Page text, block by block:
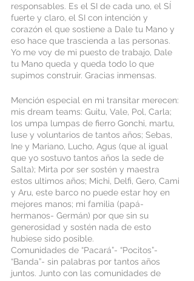
responsables. Es el SI de cada uno, el SÍ
fuerte y claro, el SI con intención y
corazón el que sostiene a Dale tu Mano y
eso hace que trascienda a las personas.
Yo me voy de mi puesto de trabajo, Dale
tu Mano queda y queda todo lo que
supimos construir. Gracias inmensas.
Mención especial en mi transitar merecen:
mis dream teams: Guitu, Vale, Pol, Carla;
los umpa lumpas de fierro Gonchi, martu,
luse y voluntarios de tantos años; Sebas,
Ine y Mariano, Lucho, Agus (que al igual
que yo sostuvo tantos años la sede de
Salta); Mirta por ser sostén y maestra
estos ultimos años; Michi, Delfi, Gero, Cami
y Aru, este barco no puede estar hoy en
mejores manos; mi familia (papá-
hermanos- Germán) por que sin su
generosidad y sostén nada de esto
hubiese sido posible.
Comunidades de “Pacará”- “Pocitos”-
“Banda”- sin palabras por tantos años
juntos. Junto con las comunidades de